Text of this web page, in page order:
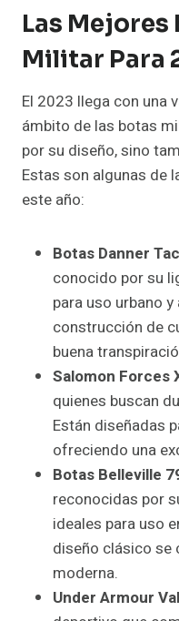
Las Mejores
Militar Para
El 2023 llega con una
ámbito de las botas
por su diseño, sino
Estas son algunas de
este año:
Botas Danner
conocido por su
para uso urbano
construcción de
buena
Salomon Forces
quienes buscan
Están diseñadas
ofreciendo una
Botas Belleville
reconocidas por
ideales para uso
diseño clásico se
moderna.
Under Armour